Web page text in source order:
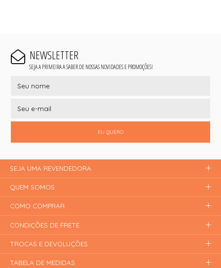
NEWSLETTER
SEJA A PRIMEIRA A SABER DE NOSSAS NOVIDADES E PROMOÇÕES!
EU QUERO
SEJA UMA REVENDEDORA
QUEM SOMOS
COMO COMPRAR
CONDIÇÕES DE FRETE
TROCAS E DEVOLUÇÕES
TABELA DE MEDIDAS